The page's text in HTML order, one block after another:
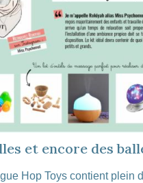
et encore des
Hop Toys contient plein